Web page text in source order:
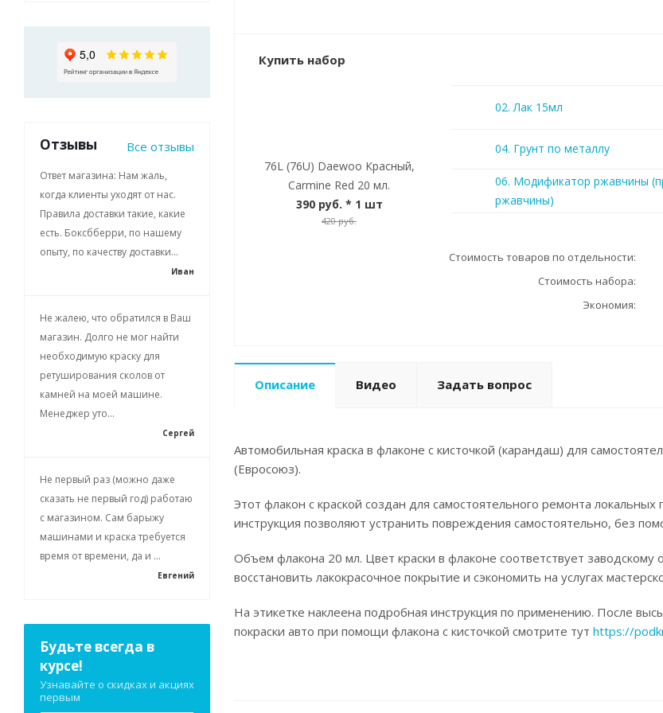
Купить набор
76L (76U) Daewoo Красный,
Carmine Red 20 мл.
390 руб. * 1 шт
420 руб.
02. Лак 15мл
04. Грунт по металлу
06. Модификатор ржавчины
ржавчины)
Стоимость товаров по отдельности:
Стоимость набора:
Экономия:
Описание Видео Задать вопрос
Автомобильная краска в флаконе с кисточкой (карандаш) для
(Евросоюз).
Этот флакон с краской создан для самостоятельного ремонта
инструкция позволяют устранить повреждения самостоятельно, без
Объем флакона 20 мл. Цвет краски в флаконе соответствует
восстановить лакокрасочное покрытие и сэкономить на услугах
На этикетке наклеена подробная инструкция по применению. После
покраски авто при помощи флакона с кисточкой смотрите тут https://
Отзывы Все отзывы
Ответ магазина: Нам жаль,
когда клиенты уходят от нас.
Правила доставки такие, какие
есть. Боксбберри, по нашему
опыту, по качеству доставки...
Иван
Не жалею, что обратился в Ваш
магазин. Долго не мог найти
необходимую краску для
ретуширования сколов от
камней на моей машине.
Менеджер уто...
Сергей
Не первый раз (можно даже
сказать не первый год) работаю
с магазином. Сам барыжу
машинами и краска требуется
время от времени, да и ...
Евгений
Будьте всегда в
курсе!
Узнавайте о скидках и акциях
первым